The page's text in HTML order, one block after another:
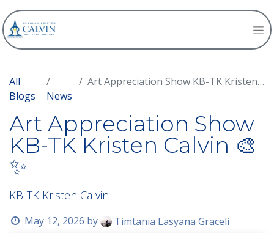
All
Blogs
News
Art Appreciation Show KB-TK Kristen Calvin 🎨✨
Art Appreciation Show
KB-TK Kristen Calvin 🎨
✨
KB-TK Kristen Calvin
May 12, 2026 by Timtania Lasyana Graceli